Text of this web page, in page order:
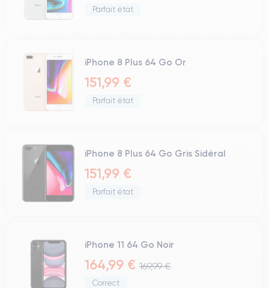
Parfait état
iPhone 8 Plus 64 Go Or
151,99 €
Parfait état
iPhone 8 Plus 64 Go Gris Sidéral
151,99 €
Parfait état
iPhone 11 64 Go Noir
164,99 € 169,99 €
Correct